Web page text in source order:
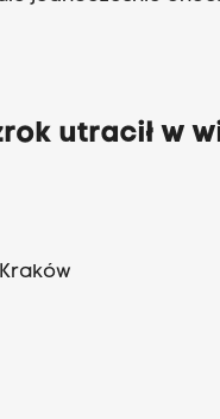
utracił w